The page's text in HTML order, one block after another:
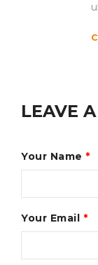
LEAVE
Your Name *
Your Email *